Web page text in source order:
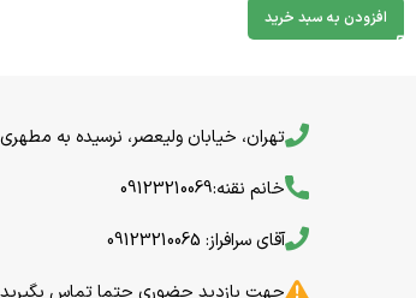
افزودن به سبد خرید
تهران، خیابان ولیعصر، نرسیده به مطهری
خانم نقنه:09123210069
آقای سرافراز: 09123210065
جهت بازدید حضوری حتما تماس